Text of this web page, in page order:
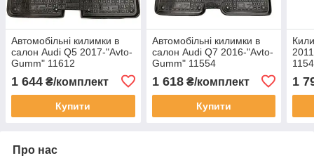
Автомобільні килимки в
салон Audi Q5 2017-"Avto-
Gumm" 11612
1 644 ₴/комплект
Купити
Автомобільні килимки в
салон Audi Q7 2016-"Avto-
Gumm" 11554
1 618₴/комплект
Купити
1
Про нас